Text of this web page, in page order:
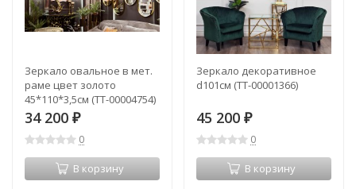
Зеркало овальное в мет.
раме цвет золото
45*110*3,5см (TT-00004754)
34 200 ₽
0
В корзину
Зеркало декоративное
d101см (TT-00001366)
45 200 ₽
0
В корзину